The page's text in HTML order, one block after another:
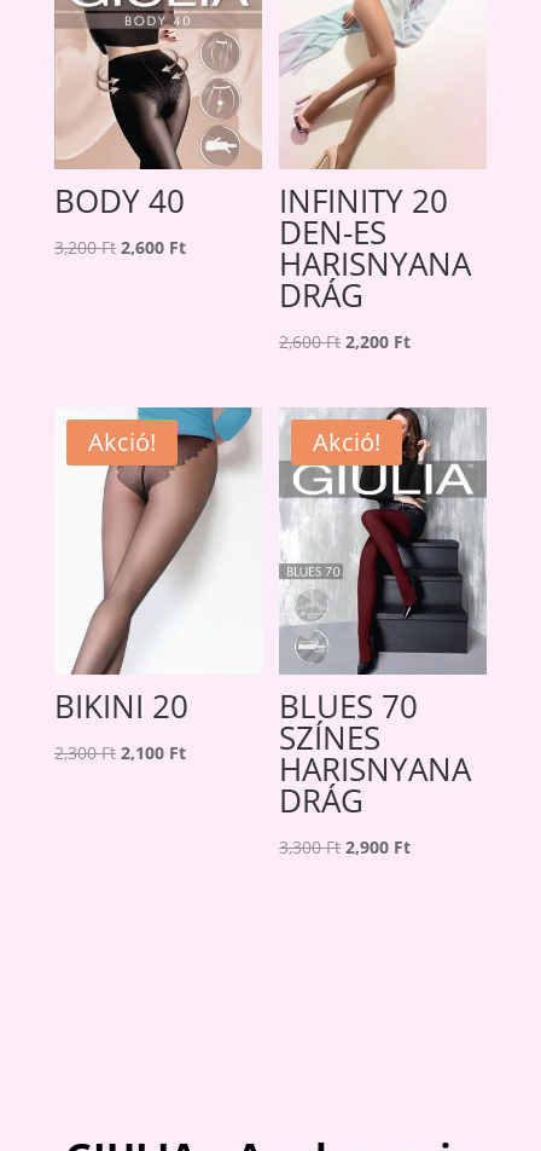
BODY 40
3,200Ft Original
2,600 FtCurrent
INFINITY 20
DEN-ES
HARISNYANA
DRÁG
2,600Ft Original
was:
2,600 Ft.
2,200 FtCurrent
is:
2,200 Ft.
Akció!
BIKINI 20
2,300Ft Original
2,100 FtCurrent
Akció!
BLUES 70
SZÍNES
HARISNYANA
DRÁG
3,300Ft Original
2,900 FtCurrent